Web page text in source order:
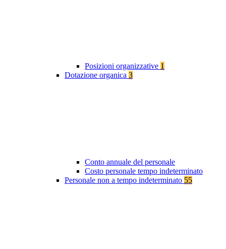
Posizioni organizzative 1
Dotazione organica 3
Conto annuale del personale
Costo personale tempo indeterminato
Personale non a tempo indeterminato 55